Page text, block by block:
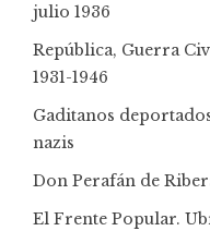
julio 1936
República, Guerra
1931-1946
Gaditanos
nazis
Don Perafán de
El Frente Popular.